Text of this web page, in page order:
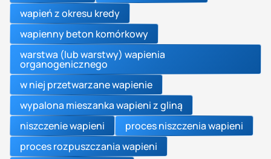
wapień z okresu kredy
wapienny beton komórkowy
warstwa (lub warstwy) wapienia
organogenicznego
w niej przetwarzane wapienie
wypalona mieszanka wapieni z gliną
niszczenie wapieni
proces niszczenia wapieni
proces rozpuszczania wapieni